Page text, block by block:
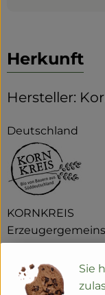
Herkunft
Hersteller:
Deutschland
KORNKREIS
Sie